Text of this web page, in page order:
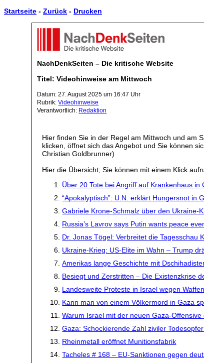
Startseite - Zurück - Drucken
NachDenkSeiten – Die kritische Website
Titel: Videohinweise am Mittwoch
Datum: 27. August 2025 um 16:47 Uhr
Rubrik:Videohinweise
Verantwortlich: Redaktion
Hier finden Sie in der Regel am Mittwoch und am
klicken, öffnet sich das Angebot und Sie können
Christian Goldbrunner)
Hier die Übersicht; Sie können mit einem Klick
Über 20 Tote bei Angriff auf Krankenhaus in
“Apokalyptisch”: U.N. erklärt Hungersnot in
Gabriele Krone-Schmalz über den Ukraine-
Russia’s Lavrov says Putin wants peace
Dr. Jonas Tögel: Verbreitet die Tagesschau
Ukraine-Krieg: US-Elite im Wahn – Trump
Amerikas lange Geschichte mit
Besiegt und Zerstritten – Die Existenzkrise
Landesweite Proteste in Israel wegen
Kann man von einem Völkermord in Gaza
Warum Israel mit der neuen Gaza-
Gaza: Schockierende Zahl ziviler
Rheinmetall eröffnet Munitionsfabrik
Tacheles # 168 – EU-Sanktionen gegen